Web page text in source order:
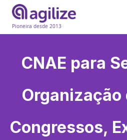
Pioneira desde 2013
CNAE para
Organização
Congressos,